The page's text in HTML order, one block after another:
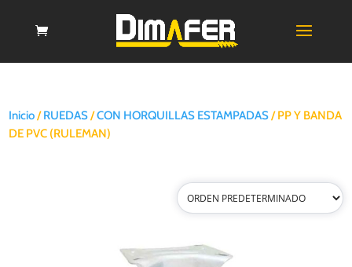
Inicio/RUEDAS/CON HORQUILLAS ESTAMPADAS/ PP Y BANDA
DE PVC (RULEMAN)